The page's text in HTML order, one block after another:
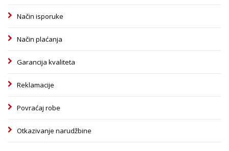
Način isporuke
Način plaćanja
Garancija kvaliteta
Reklamacije
Povraćaj robe
Otkazivanje narudžbine